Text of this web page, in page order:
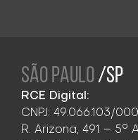
SÃO PAULO/SP
RCE Digital:
CNPJ: 49.066.103/
R. Arizona, 491 – 5°